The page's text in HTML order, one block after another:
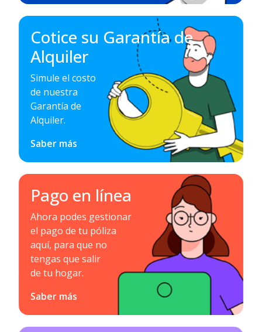
Cotice su Garantía de
Alquiler
Simule el costo
de nuestra
Garantía de
Alquiler.
Saber más
Pago en línea
Ahora podes gestionar
el pago de tu póliza
aquí, para que no
tengas que salir
de tu hogar.
Saber más